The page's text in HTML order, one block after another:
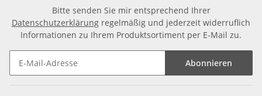
Bitte senden Sie mir entsprechend Ihrer
Datenschutzerklärung regelmäßig und jederzeit widerruflich
Informationen zu Ihrem Produktsortiment per E-Mail zu.
Abonnieren